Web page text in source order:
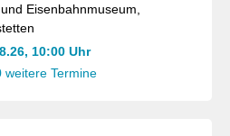
Eisenbahnmuseum,
10:00 Uhr
weitere Termine